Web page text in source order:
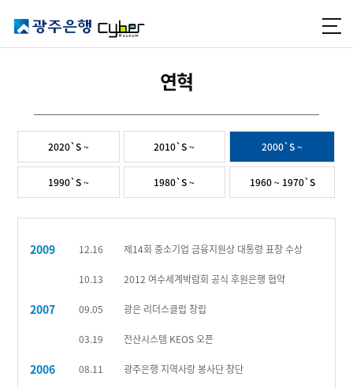
연혁
2020`S ~ 2010`S ~ 2000`S ~
1990`S ~ 1980`S ~ 1960 ~ 1970`S
2009 12.16 제14회 중소기업 금융지원상 대통령 표창 수상
10.13 2012 여수세계박람회 공식 후원은행 협약
2007 09.05 광은 리더스클럽 창립
03.19 전산시스템 KEOS 오픈
2006 08.11 광주은행 지역사랑 봉사단 창단